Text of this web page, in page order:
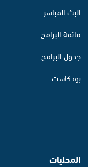
البث المباشر
قائمة البرامج
جدول البرامج
بودكاست
المحليات